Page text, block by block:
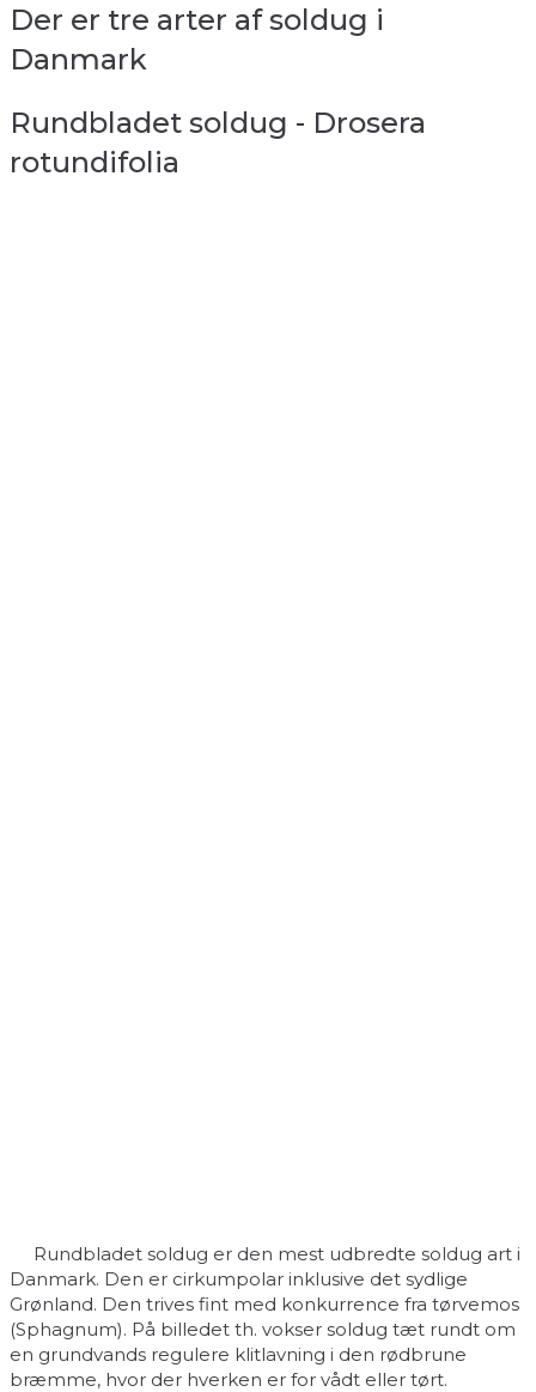
Der er tre arter af soldug i
Danmark
Rundbladet soldug - Drosera
rotundifolia
Rundbladet soldug er den mest udbredte soldug art i
Danmark. Den er cirkumpolar inklusive det sydlige
Grønland. Den trives fint med konkurrence fra tørvemos
(Sphagnum). På billedet th. vokser soldug tæt rundt om
en grundvands regulere klitlavning i den rødbrune
bræmme, hvor der hverken er for vådt eller tørt.